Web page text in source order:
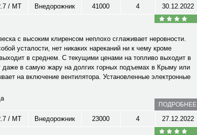
/ MT Внедорожник 41000 4 30.12.2022
с высоким клиренсом неплохо сглаживает неровности.
усталости, нет никаких нареканий ни к чему кроме
в среднем. С текущими ценами на топливо выходит в
даже в самую жару на долгих горных подъемах в Крыму или
на включение вентилятора. Установленные электронные
ПОДРОБНЕЕ
/ MT Внедорожник 23000 4 27.12.2022